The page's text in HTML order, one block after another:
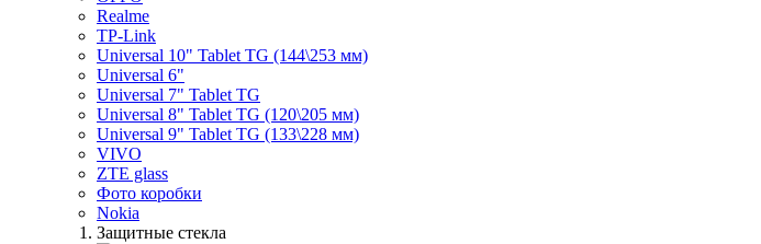
Realme
TP-Link
Universal 10" Tablet TG (144\253 мм)
Universal 6"
Universal 7" Tablet TG
Universal 8" Tablet TG (120\205 мм)
Universal 9" Tablet TG (133\228 мм)
VIVO
ZTE glass
Фото коробки
Nokia
Защитные стекла